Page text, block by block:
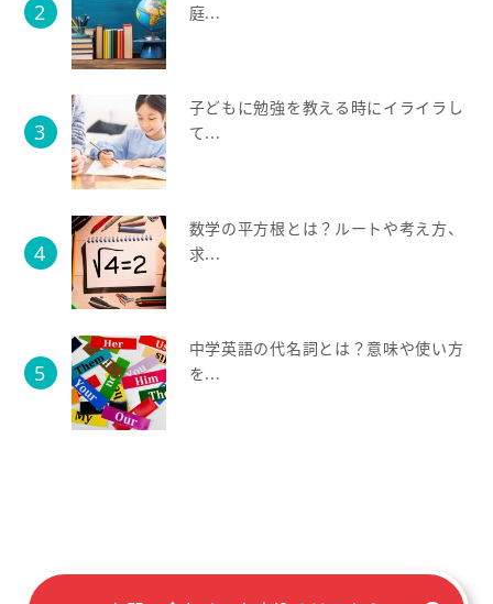
庭...
子どもに勉強を教える時にイライラし
て...
数学の平方根とは？ルートや考え方、
求...
中学英語の代名詞とは？意味や使い方
を...